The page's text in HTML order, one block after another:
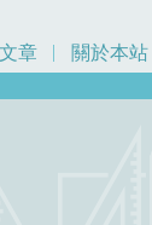
章 關於本站